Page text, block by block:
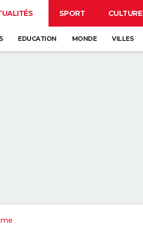
SPORT CULTURE
EDUCATION MONDE VILLES